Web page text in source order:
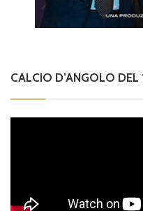
CALCIO D’ANGOLO